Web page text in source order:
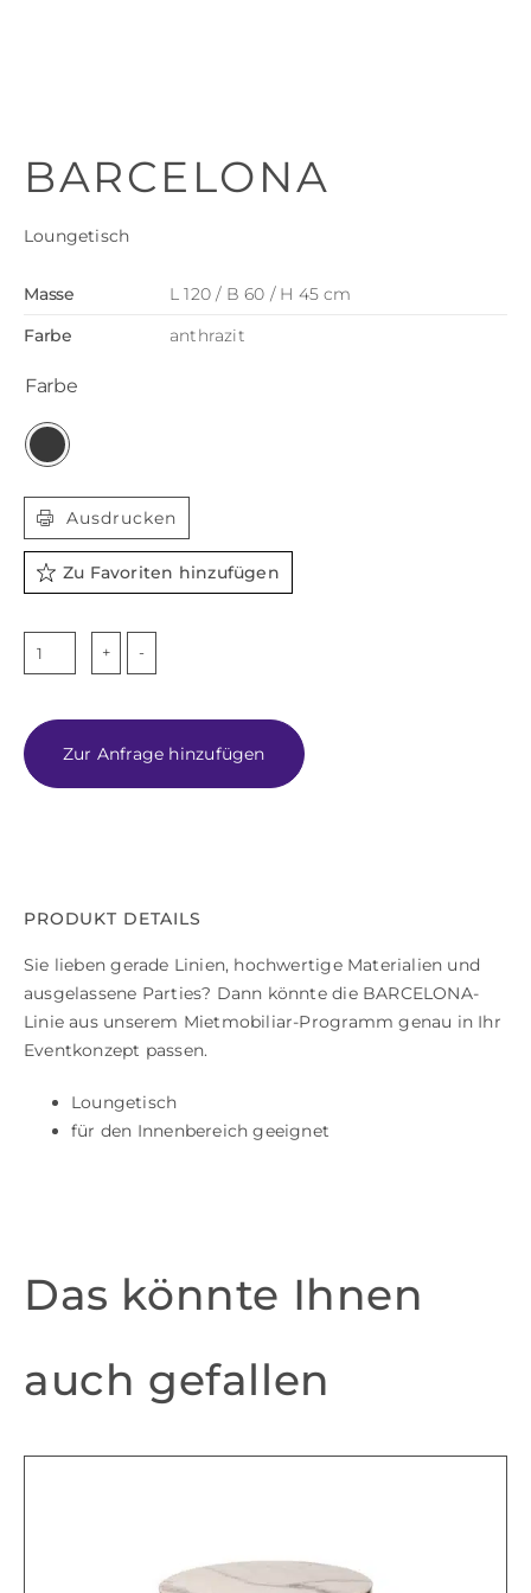
BARCELONA
Loungetisch
Masse
L 120 / B 60 / H 45 cm
Farbe
anthrazit
Farbe
Ausdrucken
Zu Favoriten hinzufügen
BARCELONA
Zur Anfrage hinzufügen
PRODUKT DETAILS
Sie lieben gerade Linien, hochwertige Materialien und
ausgelassene Parties? Dann könnte die BARCELONA-
Linie aus unserem Mietmobiliar-Programm genau in Ihr
Eventkonzept passen.
Loungetisch
für den Innenbereich geeignet
Das könnte Ihnen
auch gefallen